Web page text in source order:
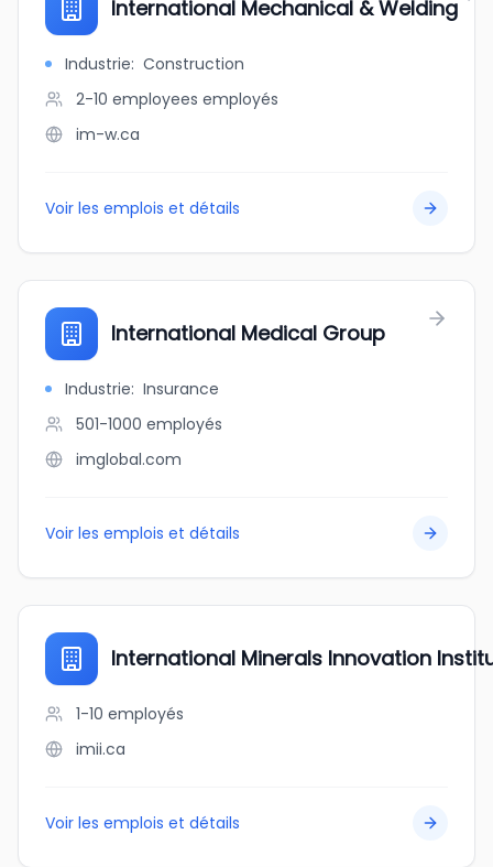
International Mechanical & Welding
Industrie: Construction
2-10 employees employés
im-w.ca
Voir les emplois et détails
International Medical Group
Industrie: Insurance
501-1000 employés
imglobal.com
Voir les emplois et détails
International Minerals Innovation
1-10 employés
imii.ca
Voir les emplois et détails